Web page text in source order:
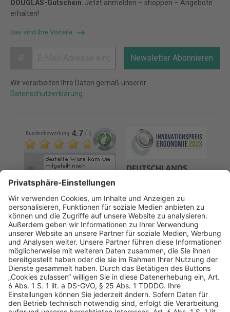
DOUGLAS-Gutschein . Jetzt anmelden – shoppen – Angebote
erhalten!
Das sind Ihre Vorteile
Newsletter Abonnieren
Wir verarbeiten Ihre Daten gemäß unserer
Datenschutzerklärung
AGB Datenschutz Impressum